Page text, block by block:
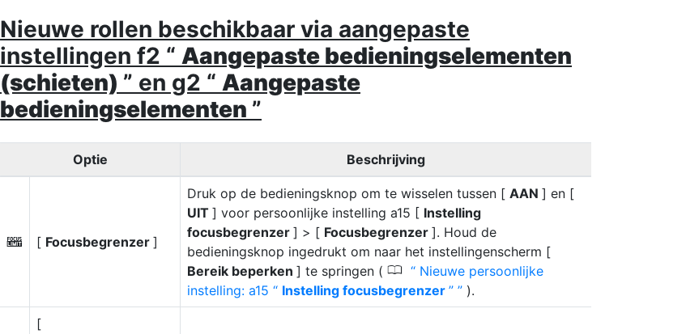
Nieuwe rollen beschikbaar via aangepaste
instellingen f2 “ Aangepaste bedieningselementen
(schieten) ” en g2 “ Aangepaste
bedieningselementen ”
Optie Beschrijving
X [ Focusbegrenzer ]
Druk op de bedieningsknop om te wisselen tussen [ AAN ] en [
UIT ] voor persoonlijke instelling a15 [ Instelling
focusbegrenzer ] > [ Focusbegrenzer ]. Houd de
bedieningsknop ingedrukt om naar het instellingenscherm [
Bereik beperken ] te springen ( 0
Nieuwe persoonlijke
instelling: a15 “ Instelling focusbegrenzer ” ).
[